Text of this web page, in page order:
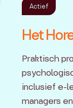
Actief
Het
Praktisch
inclusief e-
managers en